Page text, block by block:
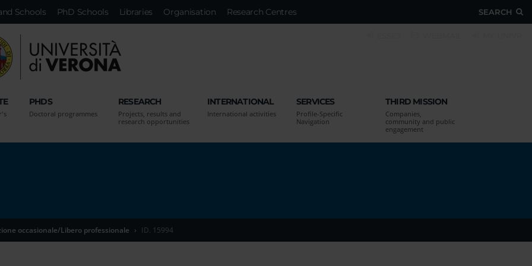
SEARCH
Schools PhD Schools Libraries Organisation Research Centres
PHDS
Doctoral programmes
RESEARCH
Projects, results and
research opportunities
INTERNATIONAL
International activities
SERVICES
Profile-Specific
Navigation
THIRD MISSION
Companies,
community and public
engagement
occasionale/Libero professionale ID. 15994